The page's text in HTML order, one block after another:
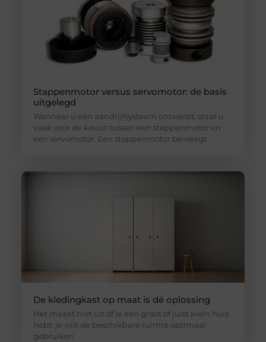
Stappenmotor versus servomotor: de basis
uitgelegd
Wanneer u een aandrijfsysteem ontwerpt, staat u
vaak voor de keuze tussen een stappenmotor en
een servomotor. Een stappenmotor beweegt
De kledingkast op maat is dé oplossing
Het maakt niet uit of je een groot of juist klein huis
hebt: je wilt de beschikbare ruimte optimaal
gebruiken